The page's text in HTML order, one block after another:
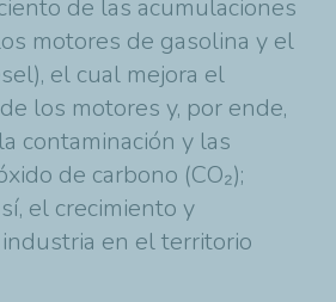
de las acumulaciones
motores de gasolina y el
el cual mejora el
los motores y, por ende,
contaminación y las
de carbono (CO₂);
el crecimiento y
en el territorio